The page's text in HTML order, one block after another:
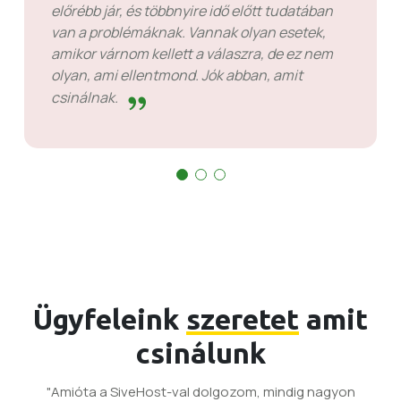
előrébb jár, és többnyire idő előtt tudatában
van a problémáknak. Vannak olyan esetek,
amikor várnom kellett a válaszra, de ez nem
olyan, ami ellentmond. Jók abban, amit
csinálnak.
Ügyfeleink szeretet amit
csinálunk
"Amióta a SiveHost-val dolgozom, mindig nagyon